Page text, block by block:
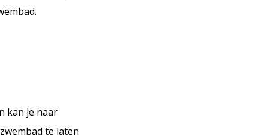
kan je naar
te laten